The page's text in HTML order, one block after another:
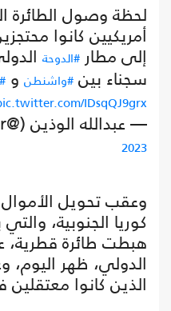
أمريكيين كانوا
إلى مطار #الدوحة
سجناء بين #واشنطن و
IDsqQJ9grx
— عبدالله الوذين (@abqatar)
2023
وعقب تحويل الأموال
هبطت طائرة قطرية،
الدولي، ظهر اليوم،
الذين كانوا معتقلين